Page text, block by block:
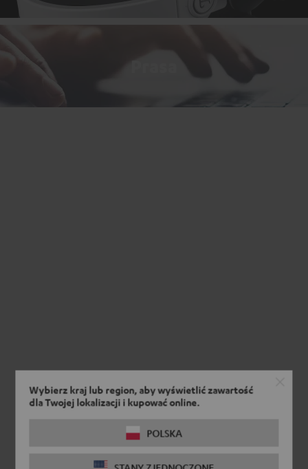
Wybierz kraj lub region, aby wyświetlić zawartość
dla Twojej lokalizacji i kupować online.
POLSKA